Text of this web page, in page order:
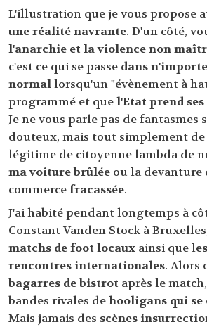
L'illustration que je vous propose
une réalité navrante. D'un côté,
l'anarchie et la violence non
c'est ce qui se passe dans
normallorsqu'un "évènement à
programmé et quel'Etat prend
Je ne vous parle pas de fantasmes
douteux, mais tout simplement
légitime de citoyenne lambda de
ma voiture brûlée ou la devanture
commercefracassée.
J'ai habité pendant longtemps à
Constant Vanden Stock à
matchs de foot locaux ainsi que l
rencontres internationales. Alors
bagarres de bistrot après le
bandes rivales dehooligans qui se
Mais jamais des scènes